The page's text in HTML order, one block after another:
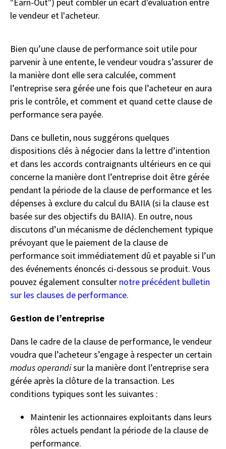
"Earn-Out") peut combler un écart d'évaluation entre
le vendeur et l'acheteur.
Bien qu’une clause de performance soit utile pour
parvenir à une entente, le vendeur voudra s’assurer de
la manière dont elle sera calculée, comment
l’entreprise sera gérée une fois que l’acheteur en aura
pris le contrôle, et comment et quand cette clause de
performance sera payée.
Dans ce bulletin, nous suggérons quelques
dispositions clés à négocier dans la lettre d’intention
et dans les accords contraignants ultérieurs en ce qui
concerne la manière dont l’entreprise doit être gérée
pendant la période de la clause de performance et les
dépenses à exclure du calcul du BAIIA (si la clause est
basée sur des objectifs du BAIIA). En outre, nous
discutons d’un mécanisme de déclenchement typique
prévoyant que le paiement de la clause de
performance soit immédiatement dû et payable si l’un
des événements énoncés ci-dessous se produit. Vous
pouvez également consulter notre précédent bulletin
sur les clauses de performance.
Gestion de l’entreprise
Dans le cadre de la clause de performance, le vendeur
voudra que l’acheteur s’engage à respecter un certain
modus operandisur la manière dont l’entreprise sera
gérée après la clôture de la transaction. Les
conditions typiques sont les suivantes :
Maintenir les actionnaires exploitants dans leurs
rôles actuels pendant la période de la clause de
performance.